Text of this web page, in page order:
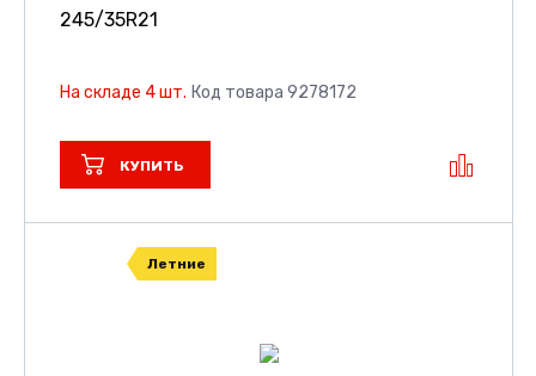
245/35R21
На складе 4 шт. Код товара 9278172
КУПИТЬ
Летние